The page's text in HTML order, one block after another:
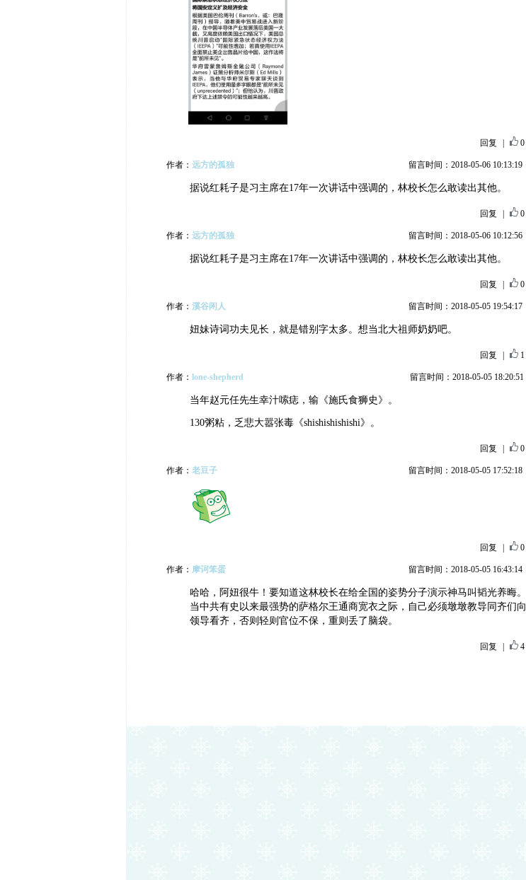
回复 0
作者： 远方的孤独 留言时间：2018-05-06 10:13:19
据说红耗子是习主席在17年一次讲话中强调的，林校长怎么敢读出其他。
回复 0
作者： 远方的孤独 留言时间：2018-05-06 10:12:56
据说红耗子是习主席在17年一次讲话中强调的，林校长怎么敢读出其他。
回复 0
作者： 溪谷闲人 留言时间：2018-05-05 19:54:17
妞妹诗词功夫见长，就是错别字太多。想当北大祖师奶奶吧。
回复 1
作者： lone-shepherd 留言时间：2018-05-05 18:20:51
当年赵元任先生幸汁嗦痣，输《施氏食狮史》。
130粥粘，乏悲大嚣张毒《shishishishishi》。
回复 0
作者： 老豆子 留言时间：2018-05-05 17:52:18
回复 0
作者： 摩诃笨蛋 留言时间：2018-05-05 16:43:14
哈哈，阿妞很牛！要知道这林校长在给全国的姿势分子演示神马叫韬光养晦。
当中共有史以来最强势的萨格尔王通商宽衣之际，自己必须墩墩教导同齐们向
领导看齐，否则轻则官位不保，重则丢了脑袋。
回复 4